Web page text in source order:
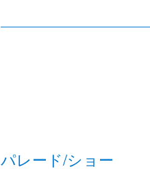
パレード/ショー